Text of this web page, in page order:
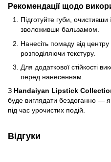
Рекомендації щодо
Підготуйте губи,
зволоживши бальзамом.
Нанесіть помаду від центру
розподіляючи текстуру.
Для додаткової стійкості
перед нанесенням.
З Handaiyan Lipstick
буде виглядати бездоганно —
під час урочистих подій.
Відгуки